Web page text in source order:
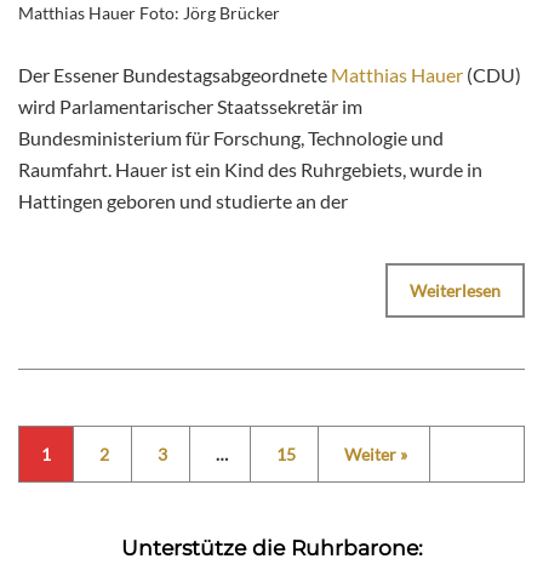
Matthias Hauer Foto: Jörg Brücker
Der Essener Bundestagsabgeordnete Matthias Hauer (CDU)
wird Parlamentarischer Staatssekretär im
Bundesministerium für Forschung, Technologie und
Raumfahrt. Hauer ist ein Kind des Ruhrgebiets, wurde in
Hattingen geboren und studierte an der
Weiterlesen
1 2 3 … 15 Weiter »
Unterstütze die Ruhrbarone: